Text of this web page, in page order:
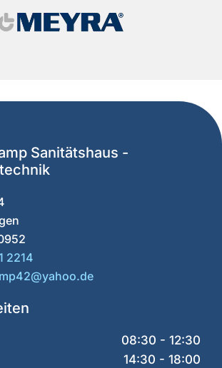
Sanitätshaus -
2214
08:30 - 12:30
14:30 - 18:00